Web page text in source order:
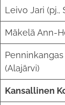
Leivo Jari (pj.,
Mäkelä Ann-
(Alajärvi)
Kansallinen